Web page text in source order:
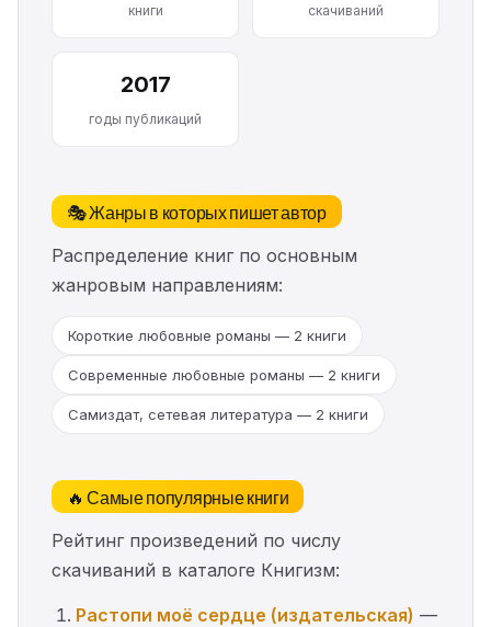
книги скачиваний
2017
годы публикаций
🎭 Жанры в которых пишет автор
Распределение книг по основным
жанровым направлениям:
Короткие любовные романы — 2 книги
Современные любовные романы — 2 книги
Самиздат, сетевая литература — 2 книги
🔥 Самые популярные книги
Рейтинг произведений по числу
скачиваний в каталоге Книгизм:
Растопи моё сердце (издательская) —